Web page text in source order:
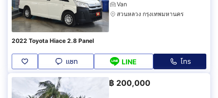
Van
สวนหลวง กรุงเทพมหานคร
2022 Toyota Hiace 2.8 Panel
แชท LINE โทร
฿ 200,000